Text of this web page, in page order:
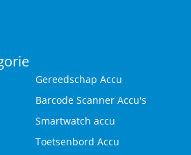
Gereedschap Accu
Barcode Scanner Accu's
Smartwatch accu
Toetsenbord Accu